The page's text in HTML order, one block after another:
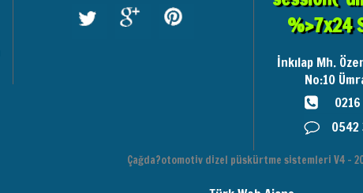
%>7x24
İnkılap Mh.
No:10
0542
Çağda?otomotiv dizel püskürtme sistemleri V4 -